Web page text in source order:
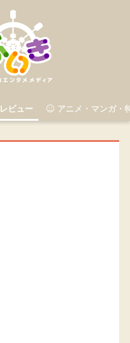
レビュー アニメ・マンガ・